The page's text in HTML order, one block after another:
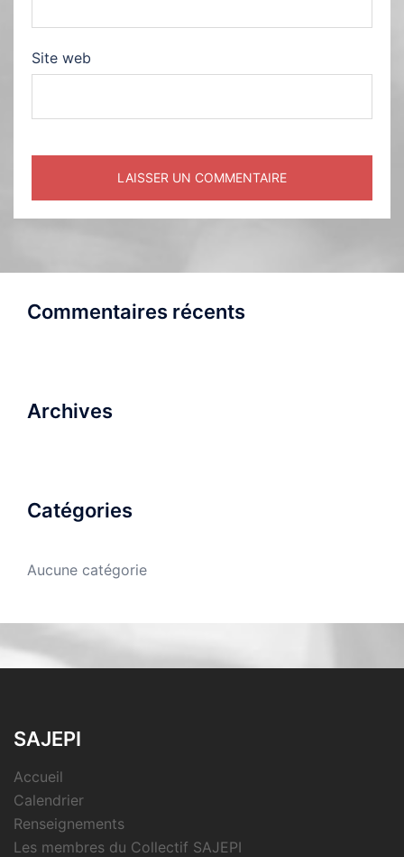
Site web
Commentaires récents
Archives
Catégories
Aucune catégorie
SAJEPI
Accueil
Calendrier
Renseignements
Les membres du Collectif SAJEPI